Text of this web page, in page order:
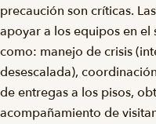
precaución son críticas.
apoyar a los equipos en el
como: manejo de crisis
desescalada),
de entregas a los pisos,
acompañamiento de